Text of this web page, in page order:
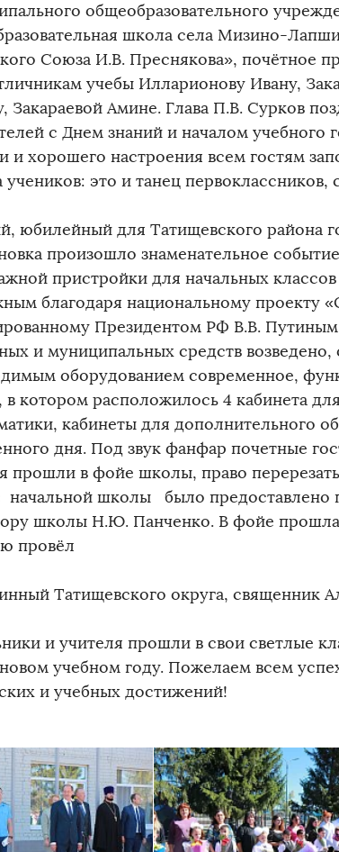
общеобразовательного
школа села Мизино-
Союза И.В. Преснякова», почётное
учебы Илларионову Ивану,
Закараевой Амине. Глава П.В. Сурков
с Днем знаний и началом учебного
и хорошего настроения всем гостям
это и танец первоклассников,
юбилейный для Татищевского района
произошло знаменательное
пристройки для начальных
благодаря национальному проекту
Президентом РФ В.В.
и муниципальных средств
оборудованием современное,
в котором расположилось 4 кабинета
кабинеты для дополнительного
дня. Под звук фанфар почетные
прошли в фойе школы, право
начальной школы было предоставлено
школы Н.Ю. Панченко. В фойе
провёл
Татищевского округа, священник
и учителя прошли в свои светлые
учебном году. Пожелаем всем
и учебных достижений!